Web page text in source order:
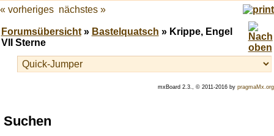
« vorheriges nächstes »
Forumsübersicht» Bastelquatsch » Krippe, Engel
VII Sterne
mxBoard 2.3., © 2011-2016 by pragmaMx.org
Play
best
Suchen